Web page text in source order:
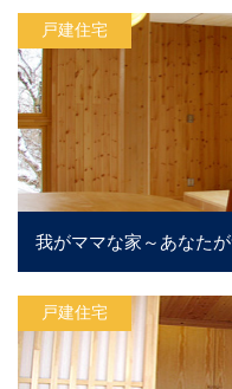
戸建住宅
我がママな家～あなた
戸建住宅